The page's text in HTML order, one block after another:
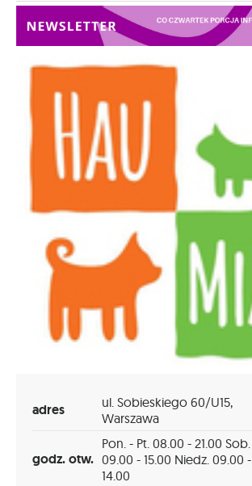
adres
ul. Sobieskiego 60/U15,
Warszawa
godz. otw.
Pon. - Pt. 08.00 - 21.00 Sob.
09.00 - 15.00 Niedz. 09.00 -
14.00